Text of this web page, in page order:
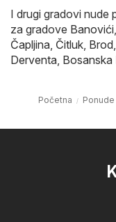
I drugi gradovi nude
za gradove Banovići,
Čapljina, Čitluk, Brod,
Derventa, Bosanska
Početna